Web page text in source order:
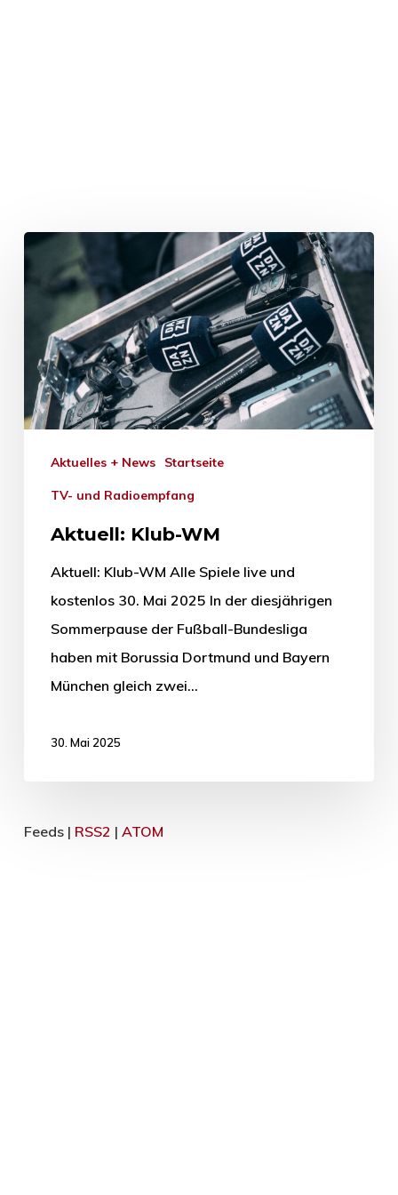
Aktuelles + News Startseite
TV- und Radioempfang
Aktuell: Klub-WM
Aktuell: Klub-WM Alle Spiele live und
kostenlos 30. Mai 2025 In der diesjährigen
Sommerpause der Fußball-Bundesliga
haben mit Borussia Dortmund und Bayern
München gleich zwei…
30. Mai 2025
Feeds | RSS2 | ATOM